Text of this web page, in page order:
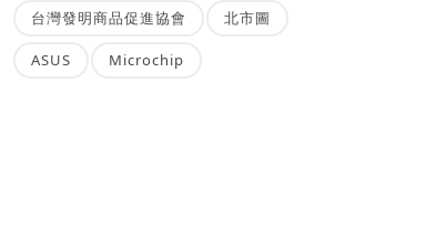
台灣發明商品促進協會 北市圖
ASUS Microchip